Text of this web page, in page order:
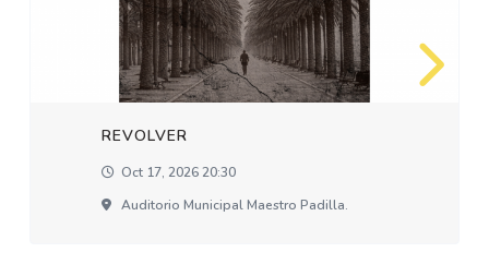
REVOLVER
Oct 17, 2026 20:30
Auditorio Municipal Maestro Padilla.